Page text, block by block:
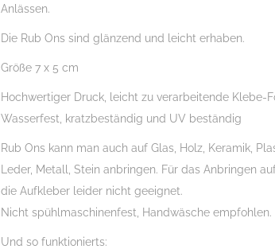
für
Glas,
Raysin
u.v.m.
Menge
Anlässen.
Die Rub Ons sind glänzend und leicht erhaben.
Größe 7 x 5 cm
Hochwertiger Druck, leicht zu verarbeitende Klebe-
Wasserfest, kratzbeständig und UV beständig
Rub Ons kann man auch auf Glas, Holz, Keramik,
Leder, Metall, Stein anbringen. Für das Anbringen
die Aufkleber leider nicht geeignet.
Nicht spühlmaschinenfest, Handwäsche empfohlen.
Und so funktionierts: